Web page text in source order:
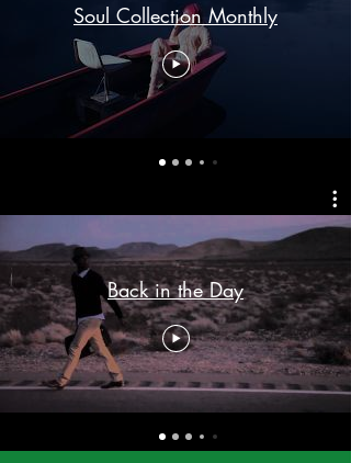
Soul Collection Monthly
Back in the Day